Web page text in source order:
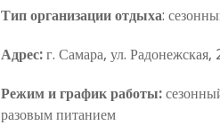
Тип организации отдыха:
Адрес: г. Самара, ул. Радонежская,
Режим и график работы:
разовым питанием